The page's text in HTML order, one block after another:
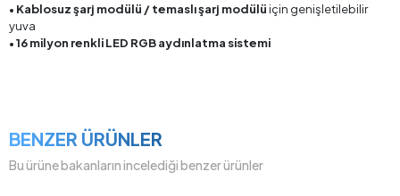
• Kablosuz şarj modülü / temaslı şarj modülüiçin genişletilebilir
yuva
•16 milyon renkli LED RGB aydınlatma sistemi
BENZER ÜRÜNLER
Bu ürüne bakanların incelediği benzer ürünler